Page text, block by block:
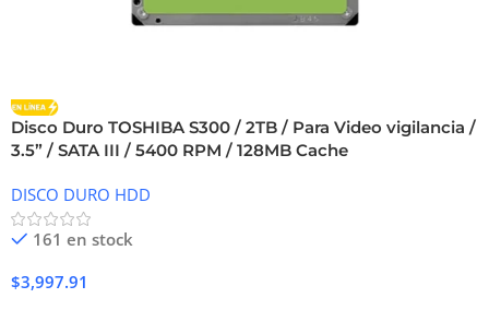
Disco Duro TOSHIBA S300 / 2TB / Para Video vigilancia /
3.5” / SATA III / 5400 RPM / 128MB Cache
DISCO DURO HDD
161 en stock
$3,997.91